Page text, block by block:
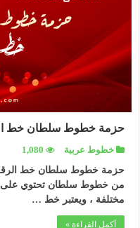
حزمة خطوط سلطان خط
خطوط عربية
1,080
حزمة خطوط سلطان خط
من خطوط سلطان تحتوي على
مختلفة ، ويعتبر خط …
أكمل القراءة »